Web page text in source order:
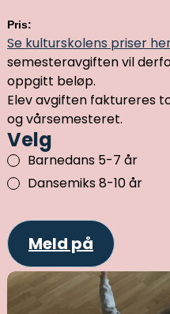
Pris:
Se kulturskolens priser
semesteravgiften vil
oppgitt beløp.
Elev avgiften faktureres
og vårsemesteret.
Velg
Barnedans 5-7 år
Dansemiks 8-10 år
Meld på